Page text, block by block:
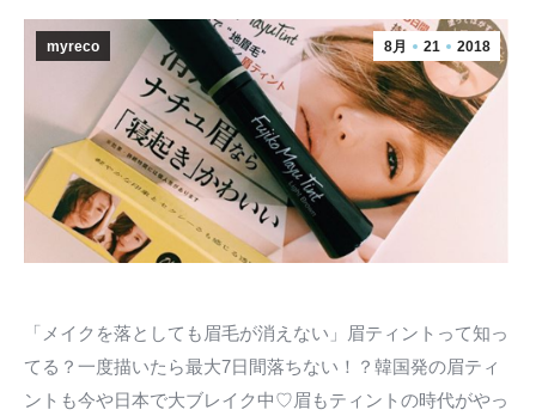
8月 21 2018
myreco
「メイクを落としても眉毛が消えない」眉ティントって知っ
てる？一度描いたら最大7日間落ちない！？韓国発の眉ティ
ントも今や日本で大ブレイク中♡眉もティントの時代がやっ